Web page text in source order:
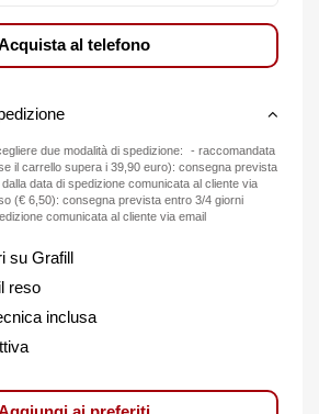
al telefono
due modalità di spedizione: - raccomandata
il carrello supera i 39,90 euro): consegna prevista
data di spedizione comunicata al cliente via
(€ 6,50): consegna prevista entro 3/4 giorni
comunicata al cliente via email
su Grafill
reso
inclusa